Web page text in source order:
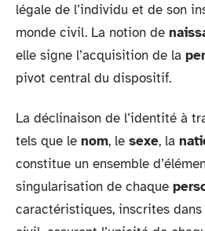
légale de l’individu et de son
monde civil. La notion de
elle signe l’acquisition de la
pivot central du dispositif.
La déclinaison de l’identité à
tels que le nom, le sexe, la
constitue un ensemble
singularisation de chaque
caractéristiques, inscrites dans